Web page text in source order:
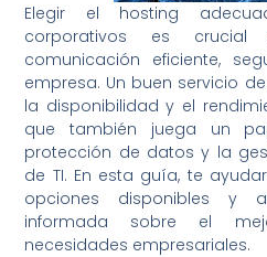
Elegir el hosting
corporativos es
comunicación eficiente,
empresa. Un buen servicio
la disponibilidad y el
que también juega un
protección de datos y la
de TI. En esta guía, te
opciones disponibles y
informada sobre el
necesidades empresariales.